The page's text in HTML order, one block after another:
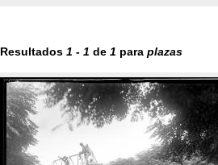
Resultados 1 - 1 de 1 para plazas